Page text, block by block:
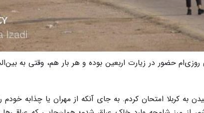
پیاپی روزی‌ام حضور در زیارت اربعین بوده و هر بار هم، وقتی به